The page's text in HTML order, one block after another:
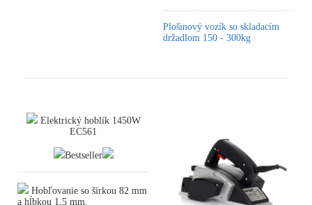
Plošinový vozík so skladacím
držadlom 150 - 300kg
Elektrický hoblík 1450W
EC561
Bestseller
Hobľovanie so šírkou 82 mm
a hĺbkou 1,5 mm.